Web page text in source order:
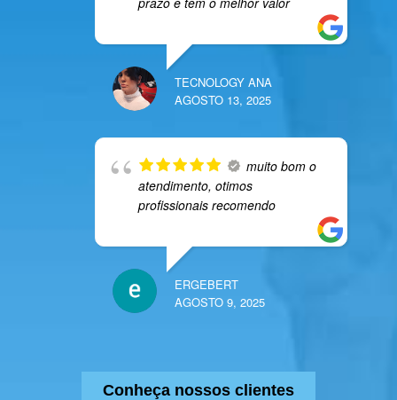
TECNOLOGY ANA
AGOSTO 13, 2025
muito bom o
atendimento, otimos
profissionais recomendo
ERGEBERT
AGOSTO 9, 2025
Conheça nossos clientes